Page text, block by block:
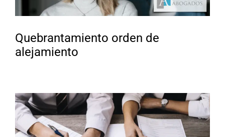
Quebrantamiento orden de
alejamiento